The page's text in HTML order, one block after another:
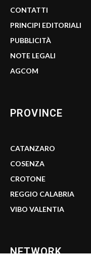
CONTATTI
PRINCIPI EDITORIALI
PUBBLICITÀ
NOTE LEGALI
AGCOM
PROVINCE
CATANZARO
COSENZA
CROTONE
REGGIO CALABRIA
VIBO VALENTIA
NETWORK